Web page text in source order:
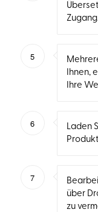
5
Ihnen,
Ihre
6
Laden
7
über
zu